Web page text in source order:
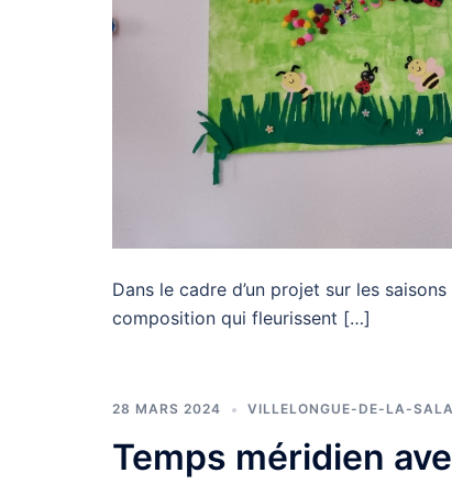
Dans le cadre d’un projet sur les
composition qui fleurissent […]
28 MARS 2024 VILLELONGUE-DE-LA-
Temps méridien